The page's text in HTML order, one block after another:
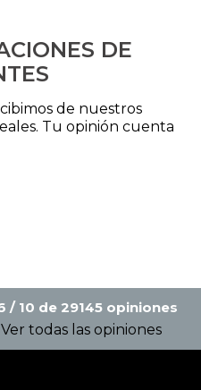
DE
de nuestros
Tu opinión cuenta
/ 10 de 29145 opiniones
Ver todas las opiniones